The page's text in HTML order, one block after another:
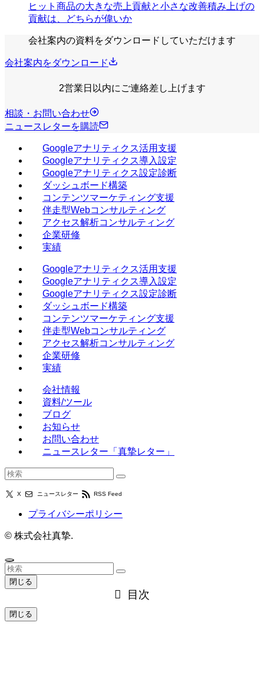
ヒット商品の大きな売上貢献と小さな改善積み上げの
貢献は、どちらが偉いか
会社案内の資料をダウンロードしていただけます
会社案内をダウンロード
2営業日以内にご連絡差し上げます
相談・お問い合わせ
ニュースレターを購読
Googleアナリティクス活用支援
Googleアナリティクス導入設定
Googleアナリティクス設定診断
ダッシュボード構築
コンテンツマーケティング支援
伴走型Webコンサルティング
アクセス解析コンサルティング
企業研修
実績
Googleアナリティクス活用支援
Googleアナリティクス導入設定
Googleアナリティクス設定診断
ダッシュボード構築
コンテンツマーケティング支援
伴走型Webコンサルティング
アクセス解析コンサルティング
企業研修
実績
会社情報
資料/ツール
ブログ
お知らせ
お問い合わせ
ニュースレター「真摯レター」
X ニュースレター RSS Feed
プライバシーポリシー
© 株式会社真摯.
閉じる
目次
閉じる